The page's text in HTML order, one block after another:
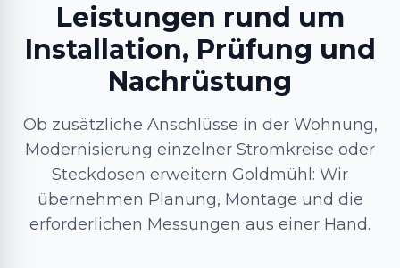
Leistungen rund um
Installation, Prüfung und
Nachrüstung
Ob zusätzliche Anschlüsse in der Wohnung,
Modernisierung einzelner Stromkreise oder
Steckdosen erweitern Goldmühl: Wir
übernehmen Planung, Montage und die
erforderlichen Messungen aus einer Hand.